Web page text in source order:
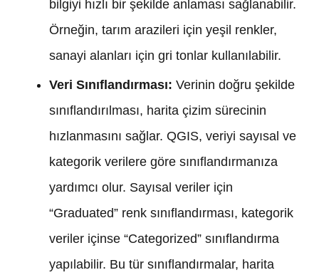
bilgiyi hızlı bir şekilde anlaması sağlanabilir.
Örneğin, tarım arazileri için yeşil renkler,
sanayi alanları için gri tonlar kullanılabilir.
Veri Sınıflandırması: Verinin doğru şekilde
sınıflandırılması, harita çizim sürecinin
hızlanmasını sağlar. QGIS, veriyi sayısal ve
kategorik verilere göre sınıflandırmanıza
yardımcı olur. Sayısal veriler için
“Graduated” renk sınıflandırması, kategorik
veriler içinse “Categorized” sınıflandırma
yapılabilir. Bu tür sınıflandırmalar, harita